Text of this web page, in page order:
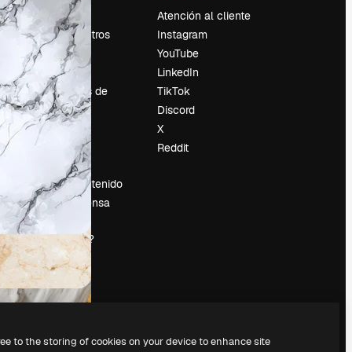
Precios
Sobre nosotros
Reviews
Empleo
Tendencias de
búsqueda
Blog
Eventos
Slidesgo
Vender contenido
Sala de prensa
¿Buscas
magnific.ai?
Atención al cliente
Instagram
YouTube
LinkedIn
TikTok
Discord
X
Reddit
to the storing of cookies on your device to enhance site